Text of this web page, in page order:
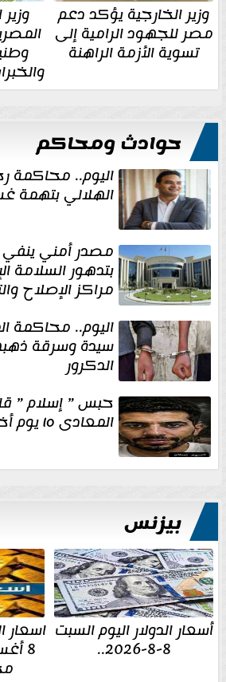
وزير الخارجية يؤكد دعم
مصر للجهود الرامية إلى
تسوية الأزمة الراهنة
حوادث ومحاكم
اليوم.. محاكمة
الهلالي بتهمة
مصدر أمني ينفي
بتدهور السلامة
مراكز الإصلاح
اليوم.. محاكمة
سيدة وسرقة
الدكرور
حبس ” إسلام ”
المعادى ١٥ يوم أخرى على...
بيزنس
أسعار الدولار اليوم السبت
8-8-2026..
اسعار